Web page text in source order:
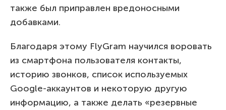
также был приправлен вредоносными
добавками.
Благодаря этому FlyGram научился воровать
из смартфона пользователя контакты,
историю звонков, список используемых
Google-аккаунтов и некоторую другую
информацию, а также делать «резервные